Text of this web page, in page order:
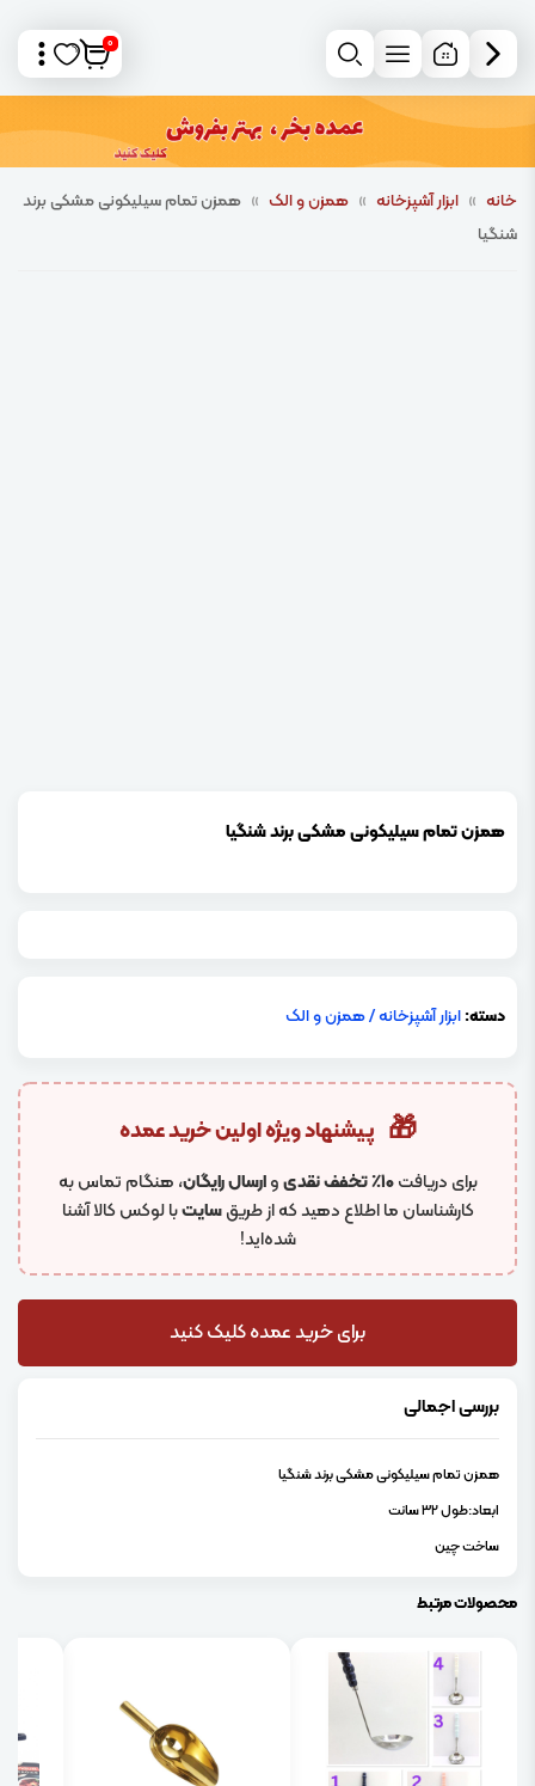
0
خانه » ابزار آشپزخانه » همزن و الک » همزن تمام سیلیکونی مشکی برند
شنگیا
همزن تمام سیلیکونی مشکی برند شنگیا
دسته:ابزار آشپزخانه/همزن و الک
🎁 پیشنهاد ویژه اولین خرید عمده
برای دریافت۱۰٪ تخفف نقدی وارسال رایگان، هنگام تماس به
کارشناسان ما اطلاع دهید که از طریقسایتبا لوکس کالا آشنا
شده‌اید!
برای خرید عمده کلیک کنید
بررسی اجمالی
همزن تمام سیلیکونی مشکی برند شنگیا
ابعاد:طول 32 سانت
ساخت چین
محصولات مرتبط